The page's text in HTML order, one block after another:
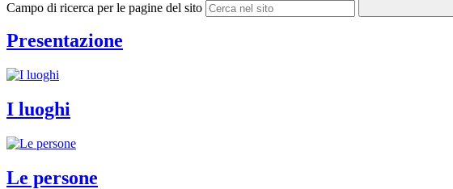
Campo di ricerca per le pagine del sito
Presentazione
I luoghi
Le persone